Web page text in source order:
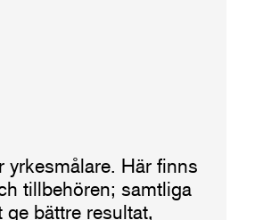
Här finns
tillbehören; samtliga
bättre resultat,